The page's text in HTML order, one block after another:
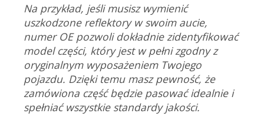
Na przykład, jeśli musisz wymienić
uszkodzone reflektory w swoim aucie,
numer OE pozwoli dokładnie zidentyfikować
model części, który jest w pełni zgodny z
oryginalnym wyposażeniem Twojego
pojazdu. Dzięki temu masz pewność, że
zamówiona część będzie pasować idealnie i
spełniać wszystkie standardy jakości.